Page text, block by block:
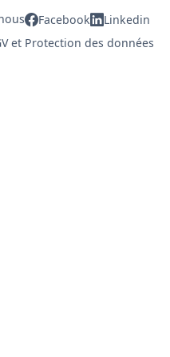
Facebook
Linkedin
et Protection des données